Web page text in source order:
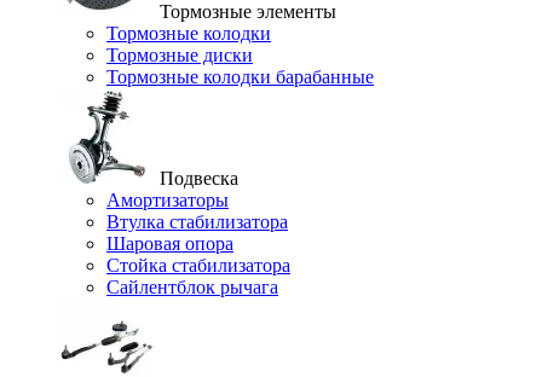
Тормозные элементы
Тормозные колодки
Тормозные диски
Тормозные колодки барабанные
Подвеска
Амортизаторы
Втулка стабилизатора
Шаровая опора
Стойка стабилизатора
Сайлентблок рычага